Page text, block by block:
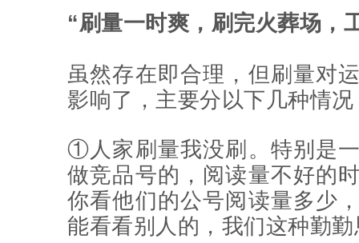
“刷量一时爽，刷完火葬场，
虽然存在即合理，但刷量对
影响了，主要分以下几种情况
①人家刷量我没刷。特别是
做竞品号的，阅读量不好的
你看他们的公号阅读量多少
能看看别人的，我们这种勤